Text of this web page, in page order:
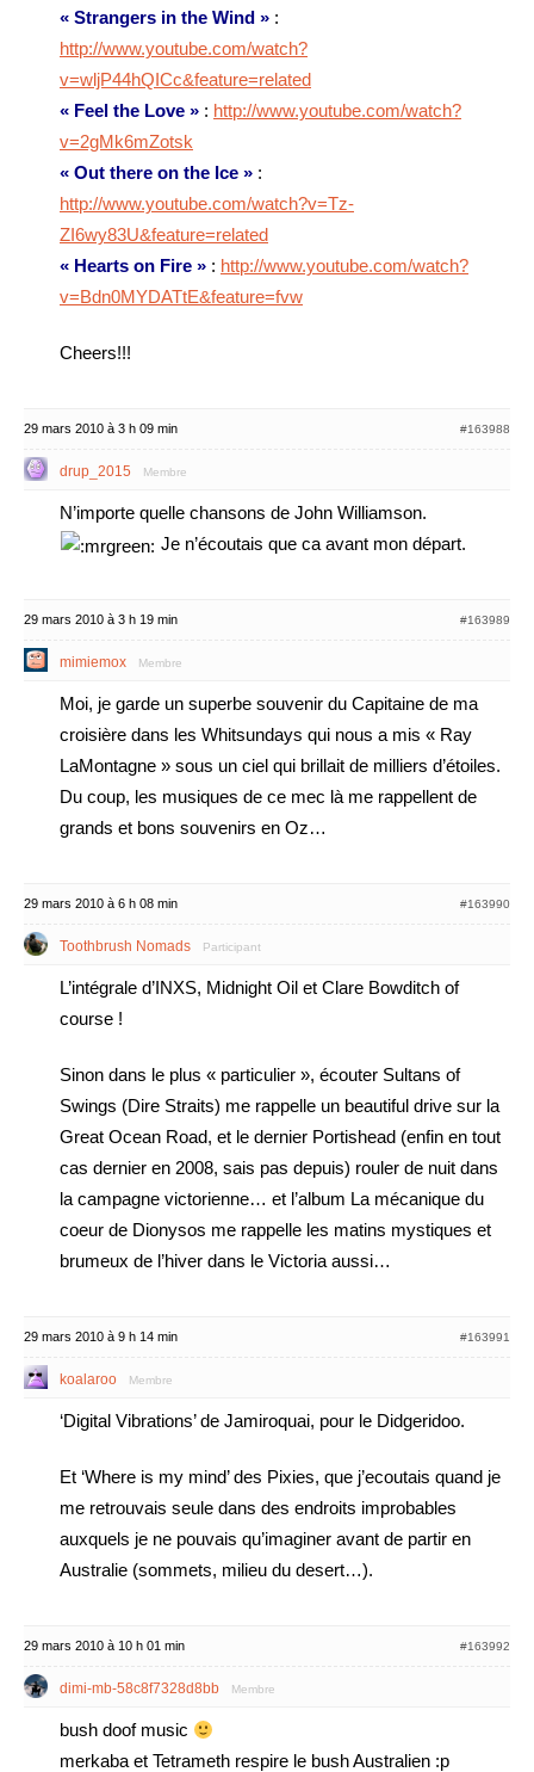
« Strangers in the Wind » :
http://www.youtube.com/watch?
v=wljP44hQICc&feature=related
« Feel the Love » : http://www.youtube.com/watch?
v=2gMk6mZotsk
« Out there on the Ice » :
http://www.youtube.com/watch?v=Tz-
ZI6wy83U&feature=related
« Hearts on Fire » : http://www.youtube.com/watch?
v=Bdn0MYDATtE&feature=fvw
Cheers!!!
29 mars 2010 à 3 h 09 min #163988
drup_2015 Membre
N’importe quelle chansons de John Williamson.
Je n’écoutais que ca avant mon départ.
29 mars 2010 à 3 h 19 min #163989
mimiemox Membre
Moi, je garde un superbe souvenir du Capitaine de ma
croisière dans les Whitsundays qui nous a mis « Ray
LaMontagne » sous un ciel qui brillait de milliers d’étoiles.
Du coup, les musiques de ce mec là me rappellent de
grands et bons souvenirs en Oz…
29 mars 2010 à 6 h 08 min #163990
Toothbrush Nomads Participant
L’intégrale d’INXS, Midnight Oil et Clare Bowditch of
course !
Sinon dans le plus « particulier », écouter Sultans of
Swings (Dire Straits) me rappelle un beautiful drive sur la
Great Ocean Road, et le dernier Portishead (enfin en tout
cas dernier en 2008, sais pas depuis) rouler de nuit dans
la campagne victorienne… et l’album La mécanique du
coeur de Dionysos me rappelle les matins mystiques et
brumeux de l’hiver dans le Victoria aussi…
29 mars 2010 à 9 h 14 min #163991
koalaroo Membre
‘Digital Vibrations’ de Jamiroquai, pour le Didgeridoo.
Et ‘Where is my mind’ des Pixies, que j’ecoutais quand je
me retrouvais seule dans des endroits improbables
auxquels je ne pouvais qu’imaginer avant de partir en
Australie (sommets, milieu du desert…).
29 mars 2010 à 10 h 01 min #163992
dimi-mb-58c8f7328d8bb Membre
bush doof music
merkaba et Tetrameth respire le bush Australien :p